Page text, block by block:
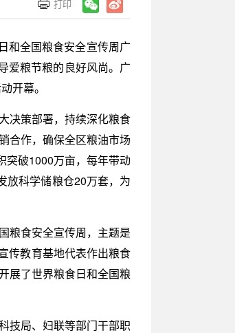
和全国粮食安全宣传周广
爱粮节粮的良好风尚。广
开幕。
决策部署，持续深化粮食
合作，确保全区粮油市场
突破1000万亩，每年带动
放科学储粮仓20万套，为
粮食安全宣传周，主题是
传教育基地代表作出粮食
展了世界粮食日和全国粮
技局、妇联等部门干部职